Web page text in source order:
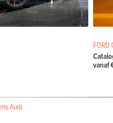
FORD
vanaf
Audi